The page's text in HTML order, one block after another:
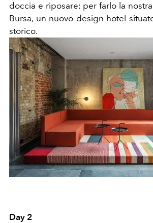
doccia e riposare: per farlo la
Bursa, un nuovo design hotel
storico.
Day 2